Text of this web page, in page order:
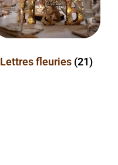
Lettres fleuries (21)